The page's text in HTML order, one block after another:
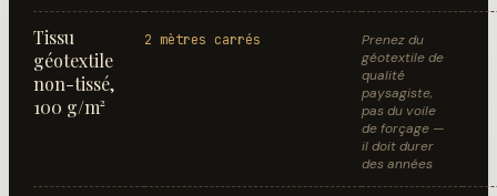
Tissu
géotextile
non-tissé,
100 g/m²
2 mètres carrés
Prenez du
géotextile de
qualité
paysagiste,
pas du voile
de forçage —
il doit durer
des années